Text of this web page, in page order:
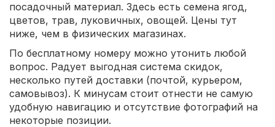
посадочный материал. Здесь есть семена ягод,
цветов, трав, луковичных, овощей. Цены тут
ниже, чем в физических магазинах.
По бесплатному номеру можно утонить любой
вопрос. Радует выгодная система скидок,
несколько путей доставки (почтой, курьером,
самовывоз). К минусам стоит отнести не самую
удобную навигацию и отсутствие фотографий на
некоторые позиции.